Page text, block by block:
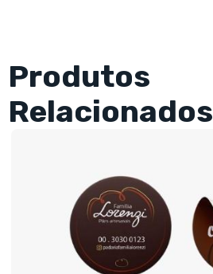
Produtos
Relacionados